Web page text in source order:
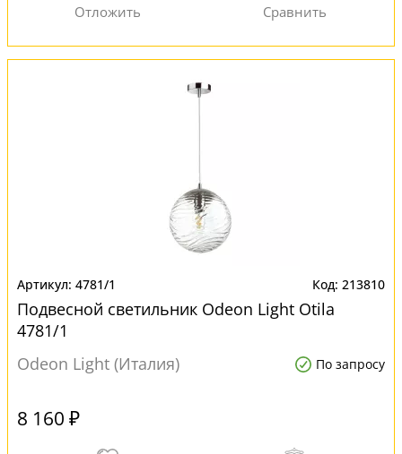
4781/1 213810
Подвесной светильник Odeon Light Otila
4781/1
Odeon Light (Италия)
По запросу
8 160 ₽